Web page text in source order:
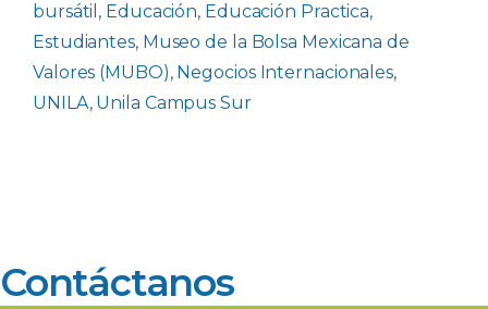
bursátil , Educación, Educación Practica,
Estudiantes, Museo de la Bolsa Mexicana de
Valores (MUBO), Negocios Internacionales,
UNILA, Unila Campus Sur
Contáctanos